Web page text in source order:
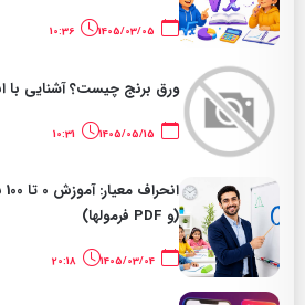
10:36
ورق برنج چیست؟ آشنایی با
(و PDF فرمولها)
20:18